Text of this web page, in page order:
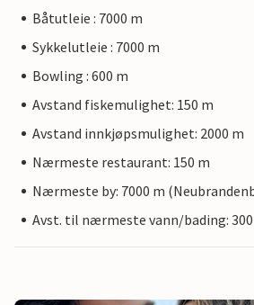
Båtutleie : 7000 m
Sykkelutleie : 7000 m
Bowling : 600 m
Avstand fiskemulighet: 150 m
Avstand innkjøpsmulighet: 2000 m
Nærmeste restaurant: 150 m
Nærmeste by: 7000 m
Avst. til nærmeste vann/bading: